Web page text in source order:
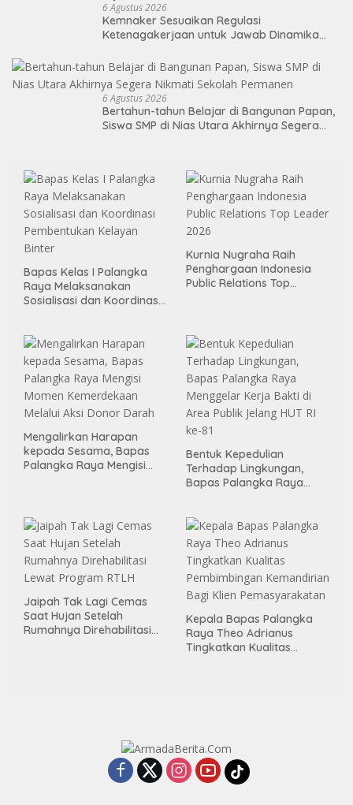
6 Agustus 2026
Kemnaker Sesuaikan Regulasi
Ketenagakerjaan untuk Jawab Dinamika
6 Agustus 2026
Bertahun-tahun Belajar di Bangunan Papan,
Siswa SMP di Nias Utara Akhirnya Segera
Bapas Kelas I Palangka
Raya Melaksanakan
Sosialisasi dan Koordinasi
Kurnia Nugraha Raih
Penghargaan Indonesia
Public Relations Top
Mengalirkan Harapan
kepada Sesama, Bapas
Palangka Raya Mengisi
Bentuk Kepedulian
Terhadap Lingkungan,
Bapas Palangka Raya
ke-81
Jaipah Tak Lagi Cemas
Saat Hujan Setelah
Rumahnya Direhabilitasi
Kepala Bapas Palangka
Raya Theo Adrianus
Tingkatkan Kualitas